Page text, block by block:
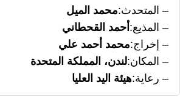
المتحدث محمد الميل
المذيع أحمد القحطاني
إخراج محمد أحمد علي
المكان لندن، المملكة المتحدة
رعاية هيئة اليد العليا